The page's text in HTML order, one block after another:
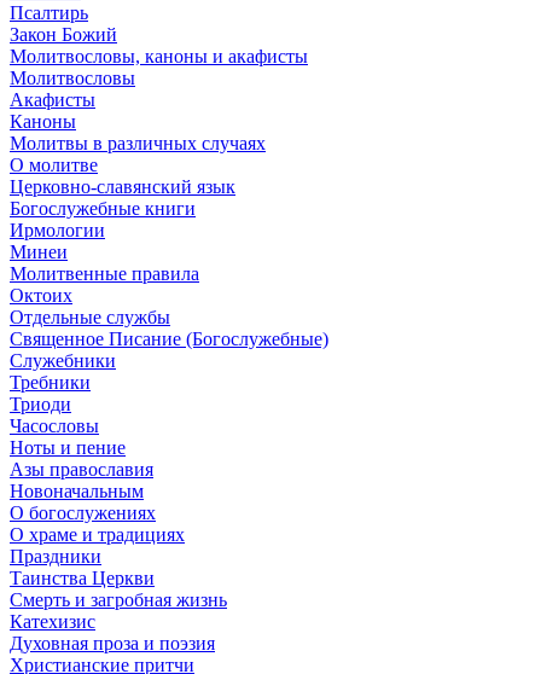
Псалтирь
Закон Божий
Молитвословы, каноны и акафисты
Молитвословы
Акафисты
Каноны
Молитвы в различных случаях
О молитве
Церковно-славянский язык
Богослужебные книги
Ирмологии
Минеи
Молитвенные правила
Октоих
Отдельные службы
Священное Писание (Богослужебные)
Служебники
Требники
Триоди
Часословы
Ноты и пение
Азы православия
Новоначальным
О богослужениях
О храме и традициях
Праздники
Таинства Церкви
Смерть и загробная жизнь
Катехизис
Духовная проза и поэзия
Христианские притчи